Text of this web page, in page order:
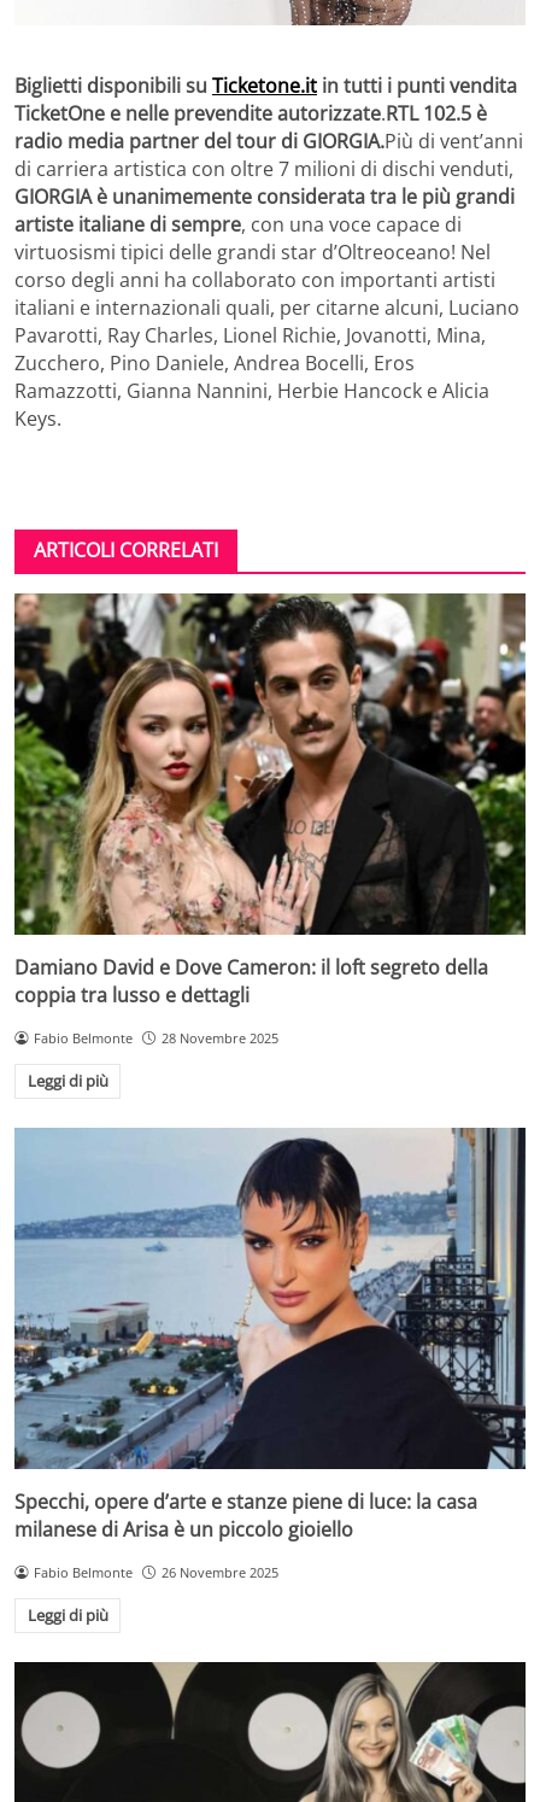
Biglietti disponibili su Ticketone.it in tutti i punti vendita
TicketOne e nelle prevendite autorizzate.RTL 102.5 è
radio media partner del tour di GIORGIA.Più di vent’anni
di carriera artistica con oltre 7 milioni di dischi venduti,
GIORGIA è unanimemente considerata tra le più grandi
artiste italiane di sempre, con una voce capace di
virtuosismi tipici delle grandi star d’Oltreoceano! Nel
corso degli anni ha collaborato con importanti artisti
italiani e internazionali quali, per citarne alcuni, Luciano
Pavarotti, Ray Charles, Lionel Richie, Jovanotti, Mina,
Zucchero, Pino Daniele, Andrea Bocelli, Eros
Ramazzotti, Gianna Nannini, Herbie Hancock e Alicia
Keys.
ARTICOLI CORRELATI
Damiano David e Dove Cameron: il loft segreto della
coppia tra lusso e dettagli
Fabio Belmonte 28 Novembre 2025
Leggi di più
Specchi, opere d’arte e stanze piene di luce: la casa
milanese di Arisa è un piccolo gioiello
Fabio Belmonte 26 Novembre 2025
Leggi di più